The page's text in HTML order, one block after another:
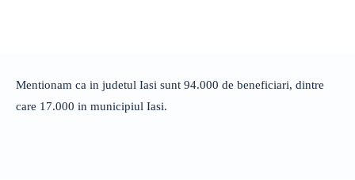
Mentionam ca in judetul Iasi sunt 94.000 de beneficiari, dintre
care 17.000 in municipiul Iasi.